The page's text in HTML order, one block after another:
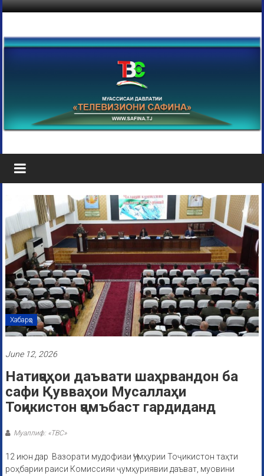
Хабарҳо
June 12, 2026
Натиҷаҳои даъвати шаҳрвандон ба
сафи Қувваҳои Мусаллаҳи
Тоҷикистон ҷамъбаст гардиданд
Муаллиф: «ТВС»
12 июн дар Вазорати мудофиаи Ҷумҳурии Тоҷикистон таҳти
роҳбарии раиси Комиссияи ҷумҳуриявии даъват, муовини